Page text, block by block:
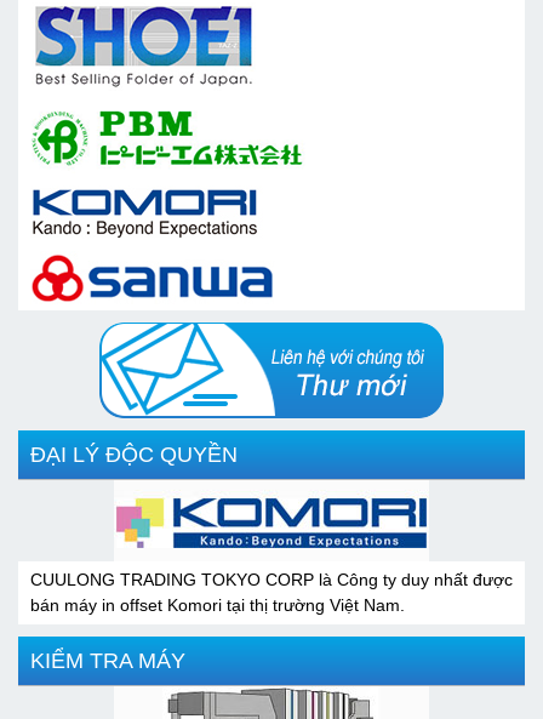
ĐẠI LÝ ĐỘC QUYỀN
CUULONG TRADING TOKYO CORP là Công ty duy nhất được
bán máy in offset Komori tại thị trường Việt Nam.
KIỂM TRA MÁY